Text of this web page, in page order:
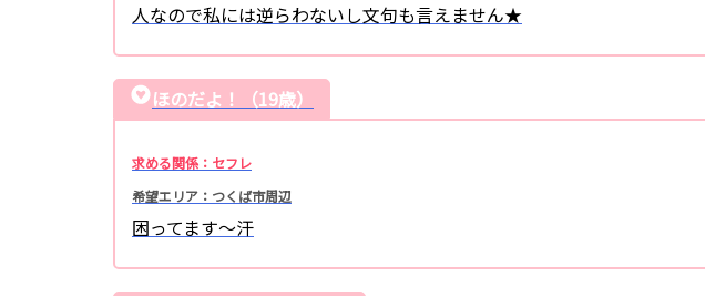
人なので私には逆らわないし文句も言えません★
ほのだよ！（19歳）
求める関係：セフレ
希望エリア：つくば市周辺
困ってます～汗